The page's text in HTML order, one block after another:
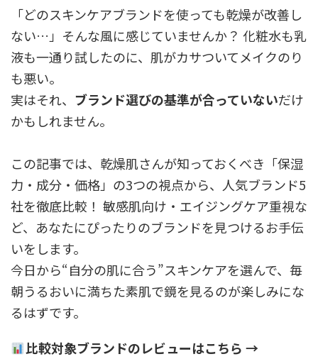
「どのスキンケアブランドを使っても乾燥が改善し
ない…」そんな風に感じていませんか？ 化粧水も乳
液も一通り試したのに、肌がカサついてメイクのり
も悪い。
実はそれ、 ブランド選びの基準が合っていないだけ
かもしれません。
この記事では、乾燥肌さんが知っておくべき「保湿
力・成分・価格」の3つの視点から、人気ブランド5
社を徹底比較！ 敏感肌向け・エイジングケア重視な
ど、あなたにぴったりのブランドを見つけるお手伝
いをします。
今日から“自分の肌に合う”スキンケアを選んで、毎
朝うるおいに満ちた素肌で鏡を見るのが楽しみにな
るはずです。
比較対象ブランドのレビューはこちら →